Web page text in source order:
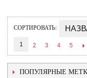
СОРТИРОВАТЬ
1 2 3 4 5
ПОПУЛЯРНЫЕ